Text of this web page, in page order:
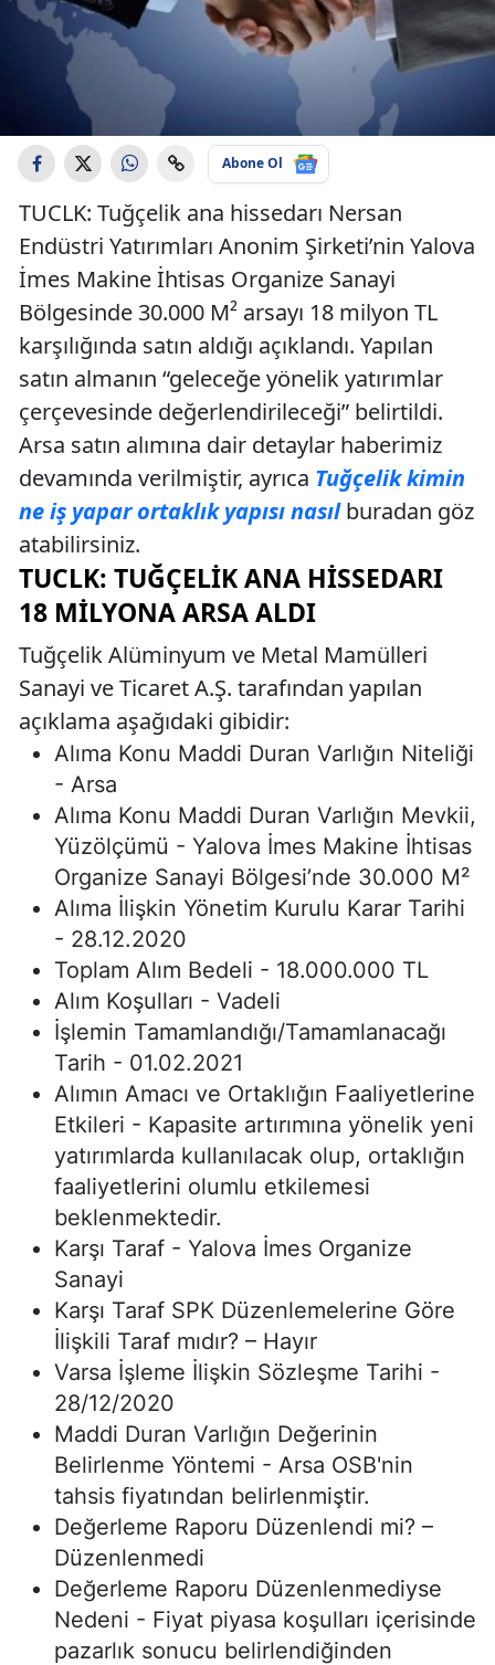
Abone Ol
TUCLK: Tuğçelik ana hissedarı Nersan
Endüstri Yatırımları Anonim Şirketi’nin Yalova
İmes Makine İhtisas Organize Sanayi
Bölgesinde 30.000 M² arsayı 18 milyon TL
karşılığında satın aldığı açıklandı. Yapılan
satın almanın “geleceğe yönelik yatırımlar
çerçevesinde değerlendirileceği” belirtildi.
Arsa satın alımına dair detaylar haberimiz
devamında verilmiştir, ayrıca Tuğçelik kimin
ne iş yapar ortaklık yapısı nasıl buradan göz
atabilirsiniz.
TUCLK: TUĞÇELIK ANA HISSEDARI
18 MILYONA ARSA ALDI
Tuğçelik Alüminyum ve Metal Mamülleri
Sanayi ve Ticaret A.Ş. tarafından yapılan
açıklama aşağıdaki gibidir:
Alıma Konu Maddi Duran Varlığın Niteliği
- Arsa
Alıma Konu Maddi Duran Varlığın Mevkii,
Yüzölçümü - Yalova İmes Makine İhtisas
Organize Sanayi Bölgesi’nde 30.000 M²
Alıma İlişkin Yönetim Kurulu Karar Tarihi
- 28.12.2020
Toplam Alım Bedeli - 18.000.000 TL
Alım Koşulları - Vadeli
İşlemin Tamamlandığı/Tamamlanacağı
Tarih - 01.02.2021
Alımın Amacı ve Ortaklığın Faaliyetlerine
Etkileri - Kapasite artırımına yönelik yeni
yatırımlarda kullanılacak olup, ortaklığın
faaliyetlerini olumlu etkilemesi
beklenmektedir.
Karşı Taraf - Yalova İmes Organize
Sanayi
Karşı Taraf SPK Düzenlemelerine Göre
İlişkili Taraf mıdır? – Hayır
Varsa İşleme İlişkin Sözleşme Tarihi -
28/12/2020
Maddi Duran Varlığın Değerinin
Belirlenme Yöntemi - Arsa OSB'nin
tahsis fiyatından belirlenmiştir.
Değerleme Raporu Düzenlendi mi? –
Düzenlenmedi
Değerleme Raporu Düzenlenmediyse
Nedeni - Fiyat piyasa koşulları içerisinde
pazarlık sonucu belirlendiğinden